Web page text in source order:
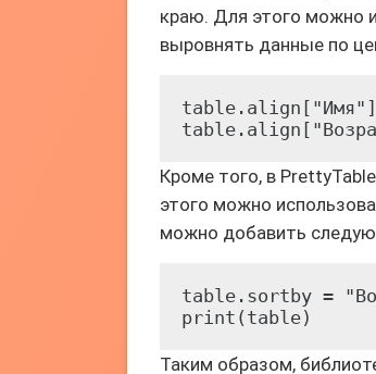
краю. Для этого можно
выровнять данные по
Кроме того, в
этого можно
можно добавить
table.sortby =
Таким образом,